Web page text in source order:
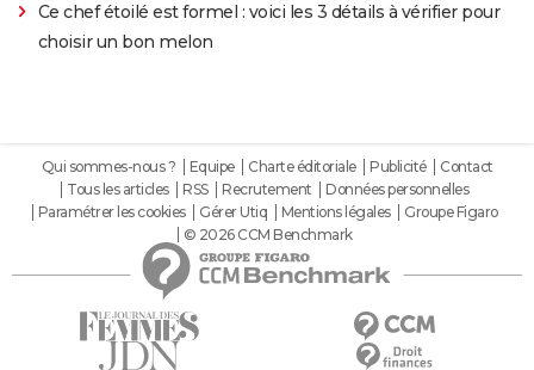
Ce chef étoilé est formel : voici les 3 détails à vérifier pour
choisir un bon melon
Qui sommes-nous ? Equipe Charte éditoriale Publicité
Contact
Tous les articles
RSS Recrutement
Données personnelles
Paramétrer les cookies
Gérer Utiq Mentions légales
Groupe Figaro
© 2026 CCM Benchmark